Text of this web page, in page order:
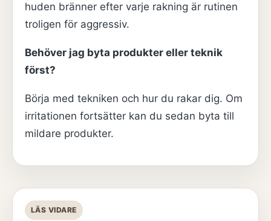
huden bränner efter varje rakning är rutinen
troligen för aggressiv.
Behöver jag byta produkter eller teknik
först?
Börja med tekniken och hur du rakar dig. Om
irritationen fortsätter kan du sedan byta till
mildare produkter.
LÄS VIDARE